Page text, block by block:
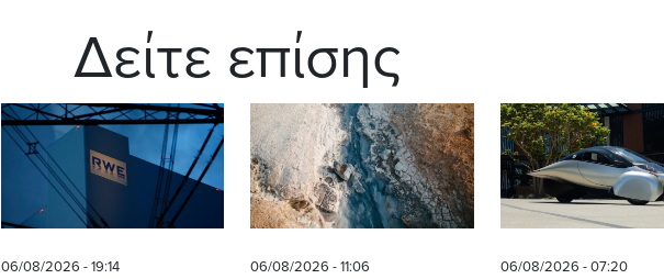
Δείτε επίσης
06/08/2026 - 19:14 06/08/2026 - 11:06 06/08/2026 - 07:20